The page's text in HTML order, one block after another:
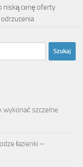
niską cenę oferty
wykonać szczelne
łazienki –